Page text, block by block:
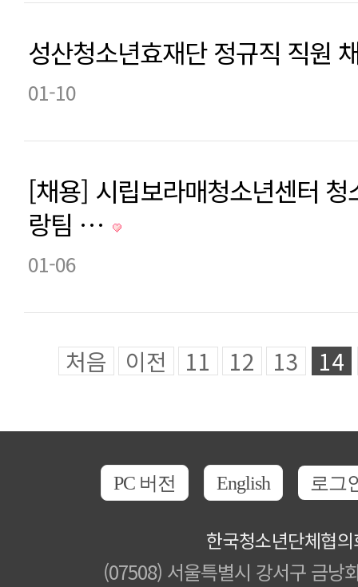
성산청소년효재단 정규직 직원
01-10
[채용] 시립보라매청소년센터
랑팀 …
01-06
처음 이전 11 12 13 14
PC 버전 English 로그
한국청소년단체협
(07508) 서울특별시 강서구 금낭